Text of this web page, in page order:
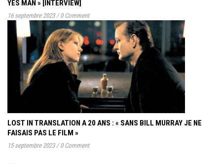
YES MAN » [INTERVIEW]
16 septembre 2023 / 0 Comment
LOST IN TRANSLATION A 20 ANS : « SANS BILL MURRAY JE NE
FAISAIS PAS LE FILM »
15 septembre 2023 / 0 Comment